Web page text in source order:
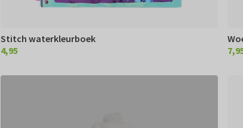
Stitch waterkleurboek
€ 4,95
4,95
€